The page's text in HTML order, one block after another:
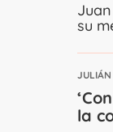
su
JULIÁN
la